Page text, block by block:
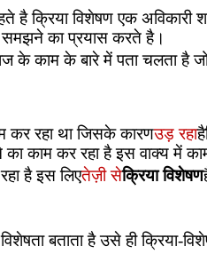
है क्रिया विशेषण एक अविकारी
समझने का प्रयास करते है।
के काम के बारे में पता चलता है
कर रहा था जिसके कारणउड़ रहाहै
काम कर रहा है इस वाक्य में
है इस लिएतेज़ी सेक्रिया विशेषण
बताता है उसे ही क्रिया-